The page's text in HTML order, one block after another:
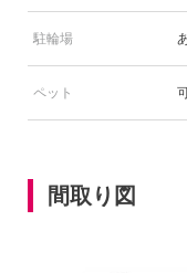
駐輪場
ペット
間取り図